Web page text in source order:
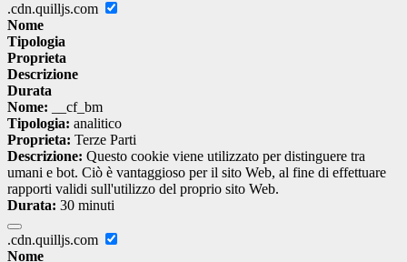
.cdn.quilljs.com
Nome
Tipologia
Proprieta
Descrizione
Durata
Nome: __cf_bm
Tipologia: analitico
Proprieta: Terze Parti
Descrizione: Questo cookie viene utilizzato per distinguere tra
umani e bot. Ciò è vantaggioso per il sito Web, al fine di effettuare
rapporti validi sull'utilizzo del proprio sito Web.
Durata: 30 minuti
.cdn.quilljs.com
Nome